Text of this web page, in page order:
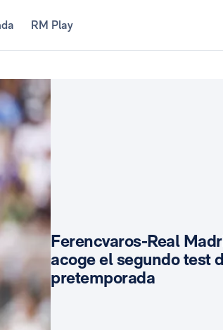
RM Play
Ferencvaros-Real
acoge el segundo test
pretemporada